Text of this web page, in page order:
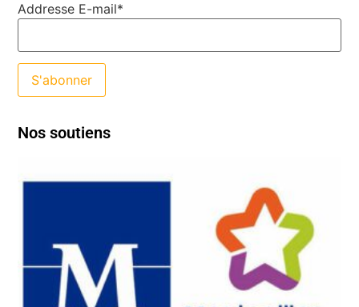
Addresse E-mail*
Nos soutiens